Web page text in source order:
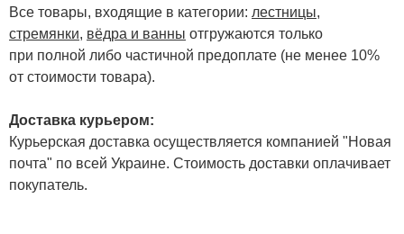
Все товары, входящие в категории: лестницы,
стремянки, вёдра и ванны отгружаются только
при полной либо частичной предоплате (не менее 10%
от стоимости товара).
Доставка курьером:
Курьерская доставка осуществляется компанией "Новая
почта" по всей Украине. Стоимость доставки оплачивает
покупатель.